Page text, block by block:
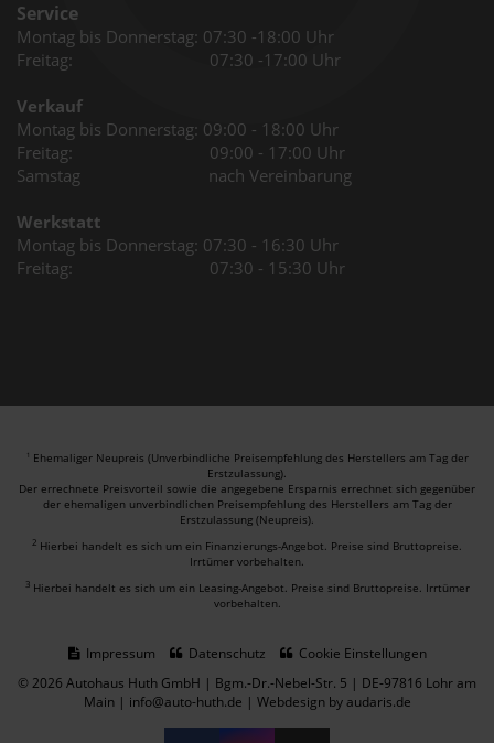
Service
Montag bis Donnerstag: 07:30 -18:00 Uhr
Freitag: 07:30 -17:00 Uhr
Verkauf
Montag bis Donnerstag: 09:00 - 18:00 Uhr
Freitag: 09:00 - 17:00 Uhr
Samstag nach Vereinbarung
Werkstatt
Montag bis Donnerstag: 07:30 - 16:30 Uhr
Freitag: 07:30 - 15:30 Uhr
1 Ehemaliger Neupreis (Unverbindliche Preisempfehlung des Herstellers am Tag der
Erstzulassung).
Der errechnete Preisvorteil sowie die angegebene Ersparnis errechnet sich gegenüber
der ehemaligen unverbindlichen Preisempfehlung des Herstellers am Tag der
Erstzulassung (Neupreis).
2 Hierbei handelt es sich um ein Finanzierungs-Angebot. Preise sind Bruttopreise.
Irrtümer vorbehalten.
3 Hierbei handelt es sich um ein Leasing-Angebot. Preise sind Bruttopreise. Irrtümer
vorbehalten.
Impressum Datenschutz
Cookie Einstellungen
© 2026 Autohaus Huth GmbH | Bgm.-Dr.-Nebel-Str. 5 | DE-97816 Lohr am
Main | info@auto-huth.de | Webdesign by audaris.de